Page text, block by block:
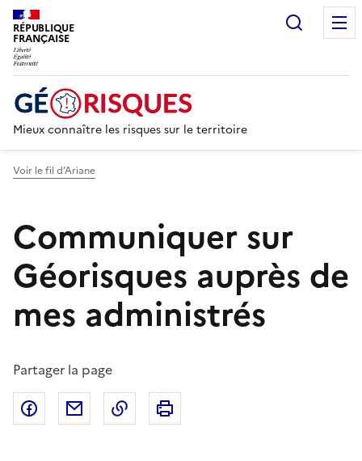
RÉPUBLIQUE
FRANÇAISE
Mieux connaître les risques sur le territoire
Voir le fil d’Ariane
Communiquer sur
Géorisques auprès de
mes administrés
Partager la page
Partager sur Facebook
Partager par emailCopier dans le presse-papier